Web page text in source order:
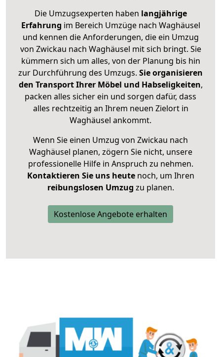
Die Umzugsexperten haben langjährige
Erfahrung im Bereich Umzüge nach Waghäusel
und kennen die Anforderungen, die ein Umzug
von Zwickau nach Waghäusel mit sich bringt. Sie
kümmern sich um alles, von der Planung bis hin
zur Durchführung des Umzugs. Sie organisieren
den Transport Ihrer Möbel und Habseligkeiten,
packen alles sicher ein und sorgen dafür, dass
alles rechtzeitig an Ihrem neuen Zielort in
Waghäusel ankommt.
Wenn Sie einen Umzug von Zwickau nach
Waghäusel planen, zögern Sie nicht, unsere
professionelle Hilfe in Anspruch zu nehmen.
Kontaktieren Sie uns heutenoch, um Ihren
reibungslosen Umzug zu planen.
Kostenlose Angebote erhalten